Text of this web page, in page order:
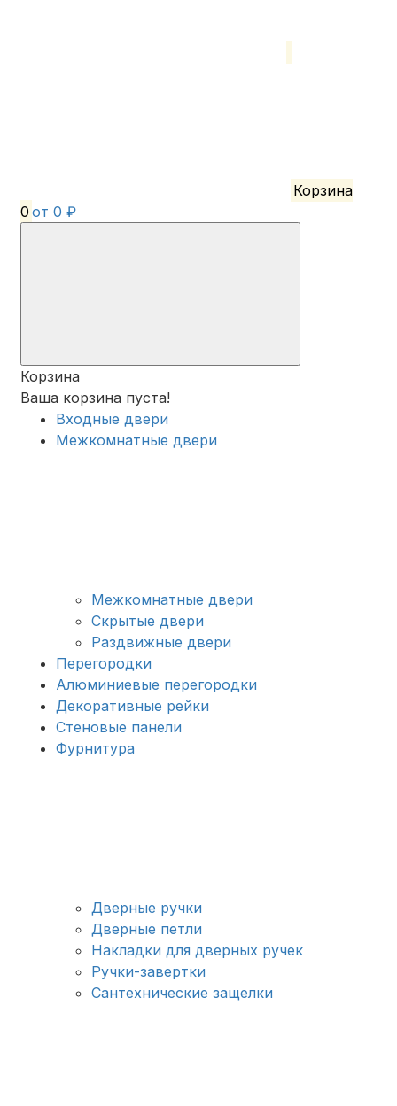
Корзина
0 от 0 ₽
Корзина
Ваша корзина пуста!
Входные двери
Межкомнатные двери
Межкомнатные двери
Скрытые двери
Раздвижные двери
Перегородки
Алюминиевые перегородки
Декоративные рейки
Стеновые панели
Фурнитура
Дверные ручки
Дверные петли
Накладки для дверных ручек
Ручки-завертки
Сантехнические защелки